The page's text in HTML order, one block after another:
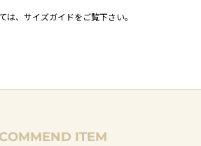
は、 サイズガイドをご覧下さい。
ITEM